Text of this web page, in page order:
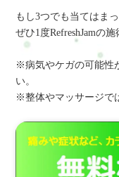
もし3つでも当てはま
ぜひ1度RefreshJamの
※病気やケガの可能性
い。
※整体やマッサージで